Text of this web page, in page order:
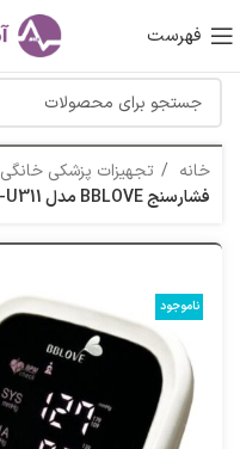
فهرست
خانه تجهیزات پزشکی خانگی
فشارسنج BBLOVE مدل AES-U311
ناموجود